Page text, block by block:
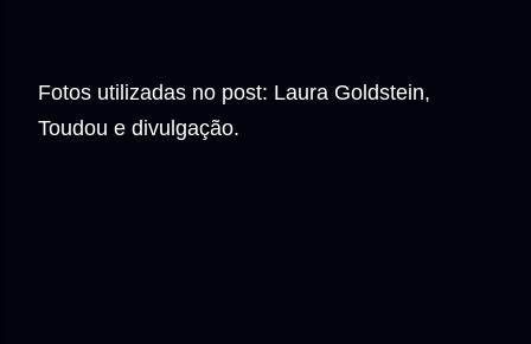
Fotos utilizadas no post: Laura Goldstein,
Toudou e divulgação.